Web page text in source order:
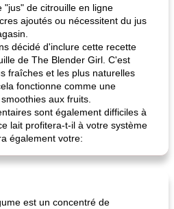
"jus" de citrouille en ligne
ajoutés ou nécessitent du jus
décidé d'inclure cette recette
de The Blender Girl. C'est
fraîches et les plus naturelles
fonctionne comme une
aux fruits.
sont également difficiles à
lait profitera-t-il à votre système
également votre:
est un concentré de